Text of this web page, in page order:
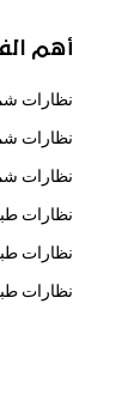
أهم
نظارات
نظارات
نظارات
نظارات
نظارات
نظارات